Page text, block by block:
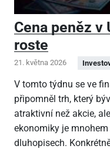
Cena peněz v
roste
21. května 2026
V tomto týdnu se ve
připomněl trh, který
atraktivní než akcie,
ekonomiky je
dluhopisech.